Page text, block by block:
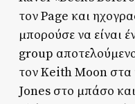
τον Page και
μπορούσε να είναι
group
τον Keith Moon
Jones στο μπάσο